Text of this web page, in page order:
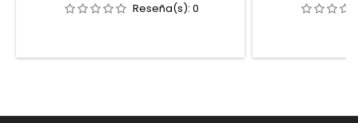
Reseña(s): 0